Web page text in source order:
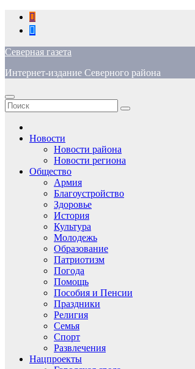
Перейти
содержимому
Северная газета
Интернет-издание Северного района
Новости
Новости района
Новости региона
Общество
Армия
Благоустройство
Здоровье
История
Культура
Молодежь
Образование
Патриотизм
Погода
Помощь
Пособия и Пенсии
Праздники
Религия
Семья
Спорт
Развлечения
Нацпроекты